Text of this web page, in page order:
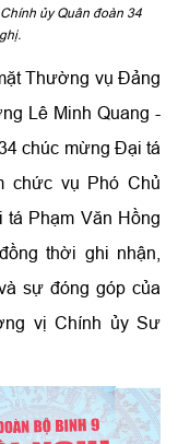
ủy Quân đoàn 34
Thường vụ Đảng
Lê Minh Quang -
chúc mừng Đại tá
chức vụ Phó Chủ
tá Phạm Văn Hồng
thời ghi nhận,
sự đóng góp của
vị Chính ủy Sư